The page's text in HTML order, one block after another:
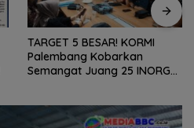
TARGET 5 BESAR! KORMI
Palembang Kobarkan
Semangat Juang 25 INORGA